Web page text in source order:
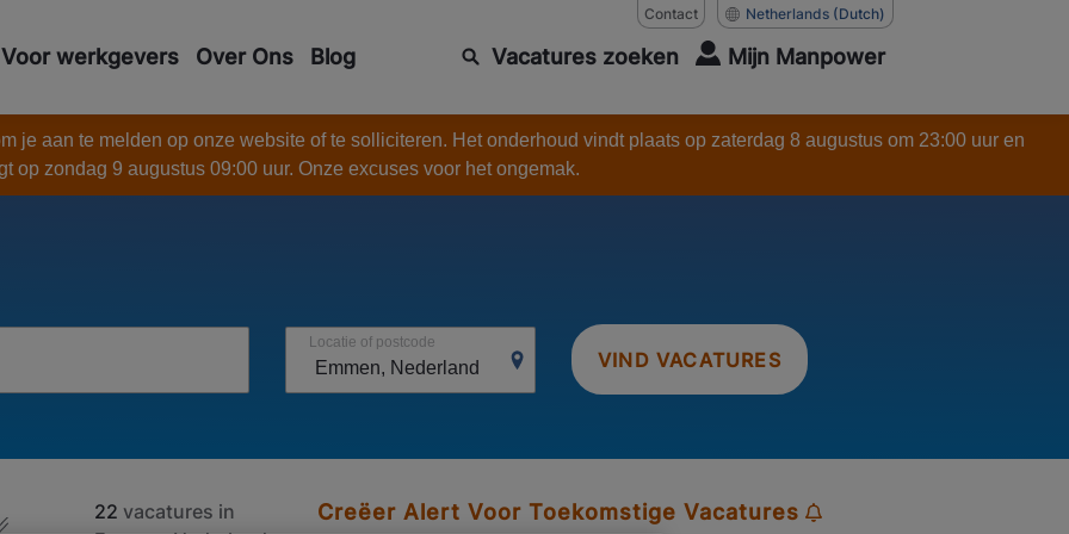
Contact Netherlands (Dutch)
Voor werkgevers Over Ons Blog Vacatures zoeken Mijn Manpower
je aan te melden op onze website of te solliciteren. Het onderhoud vindt plaats op zaterdag 8 augustus om 23:00 uur en
op zondag 9 augustus 09:00 uur. Onze excuses voor het ongemak.
Locatie of postcode
VIND VACATURES
22 vacatures in
Creëer Alert Voor Toekomstige Vacatures